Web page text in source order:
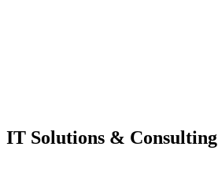
IT Solutions & Consulting